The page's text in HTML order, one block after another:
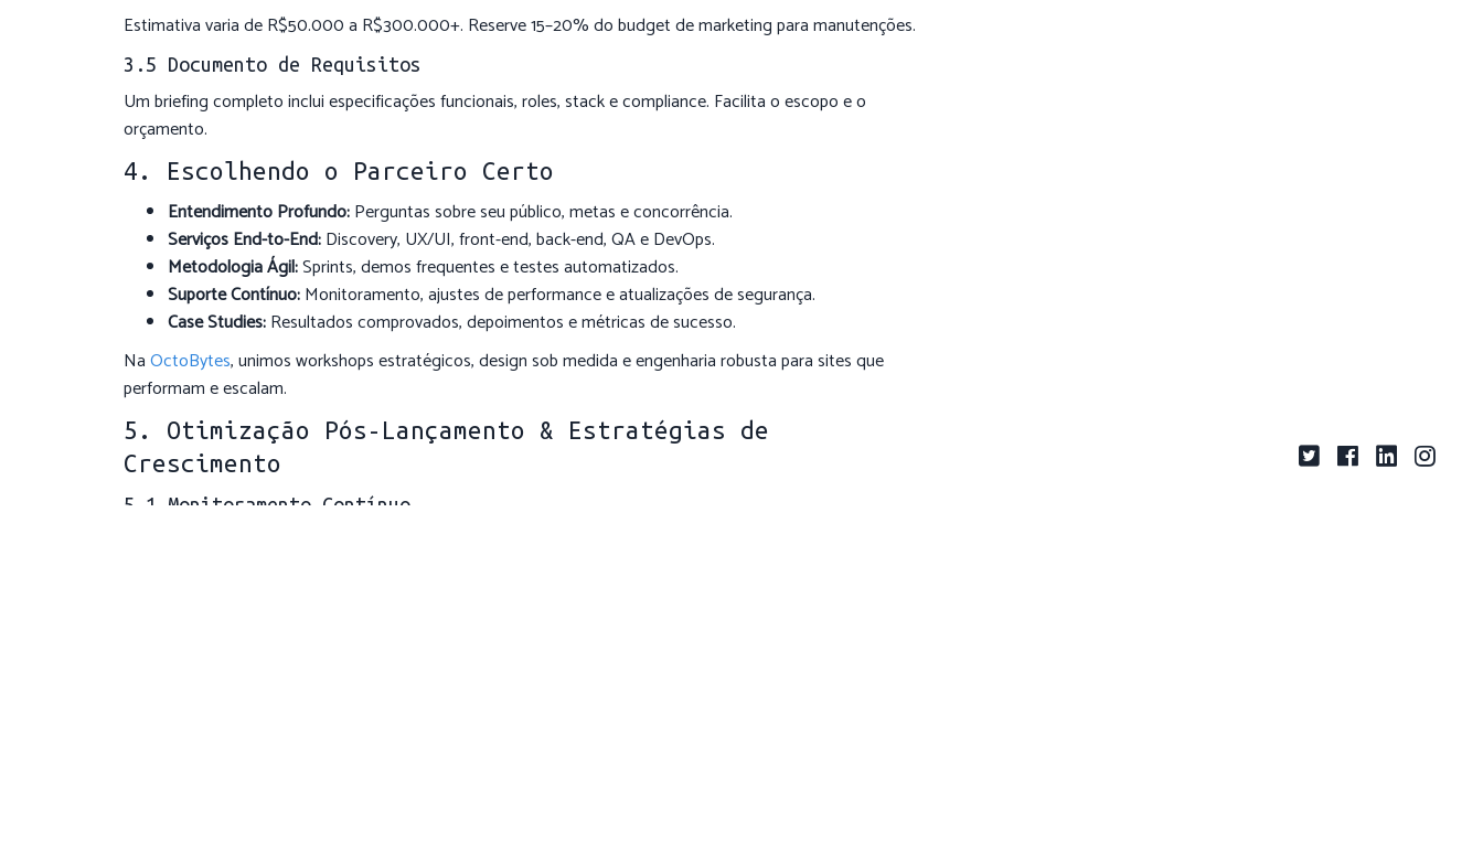
Estimativa varia de R$50.000 a R$300.000+. Reserve 15–20% do budget de marketing para manutenções.
3.5 Documento de Requisitos
Um briefing completo inclui especificações funcionais, roles, stack e compliance. Facilita o escopo e o
orçamento.
4. Escolhendo o Parceiro Certo
Entendimento Profundo:Perguntas sobre seu público, metas e concorrência.
Serviços End-to-End:Discovery, UX/UI, front-end, back-end, QA e DevOps.
Metodologia Ágil:Sprints, demos frequentes e testes automatizados.
Suporte Contínuo:Monitoramento, ajustes de performance e atualizações de segurança.
Case Studies:Resultados comprovados, depoimentos e métricas de sucesso.
NaOctoBytes, unimos workshops estratégicos, design sob medida e engenharia robusta para sites que
performam e escalam.
5. Otimização Pós-Lançamento & Estratégias de
Crescimento
5.1 Monitoramento Contínuo